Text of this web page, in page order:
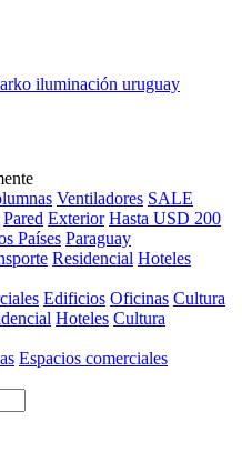
Ventiladores SALE
Pared Exterior Hasta USD 200
Países Paraguay
Residencial Hoteles
Edificios Oficinas Cultura
Hoteles Cultura
Espacios comerciales